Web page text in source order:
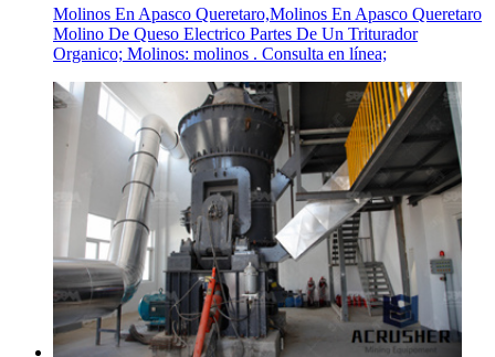
Molinos En Apasco Queretaro,Molinos En Apasco Queretaro
Molino De Queso Electrico Partes De Un Triturador
Organico; Molinos: molinos . Consulta en línea;